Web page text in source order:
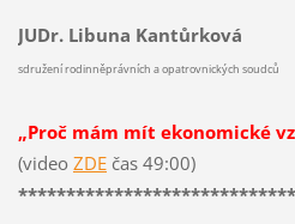
JUDr. Libuna Kantůrková
sdružení rodinněprávních a opatrovnických soudců
„Proč mám mít ekonomické
(video ZDEčas 49:00)